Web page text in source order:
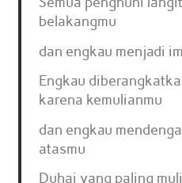
belakangmu
dan engkau menjadi
Engkau
karena kemulianmu
dan engkau
atasmu
Duhai yang paling